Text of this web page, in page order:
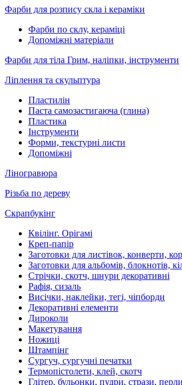
Фарби для розпису скла і кераміки
Фарби по склу, кераміці
Допоміжні матеріали
Фарби для тіла Грим, наліпки, інструменти
Ліплення та скульптура
Пластилін
Паста самозастигаюча (глина)
Пластика
Інструменти
Форми, текстурні листи
Допоміжні
Ліногравюра
Різьба по дереву
Скрапбукінг
Квілінг. Орігамі
Креп-папір
Заготовки для листівок, конверти,
Заготовки для альбомів, блокнотів,
Стрічки, скотч, шнури декоративні
Рафія, сизаль
Висічки, наклейки, тегі, чіпборди
Декоративні елементи
Дироколи
Макетування
Ножиці
Штампінг
Сургуч, сургучні печатки
Термопістолети, клей, скотч
Глітер, бульонки, пудри, стрази, перли